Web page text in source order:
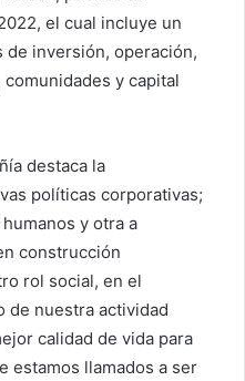
el cual incluye un
inversión, operación,
y capital
destaca la
políticas corporativas;
y otra a
construcción
rol social, en el
de nuestra actividad
calidad de vida para
estamos llamados a ser